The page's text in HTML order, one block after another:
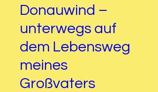
Donauwind –
unterwegs auf
dem Lebensweg
meines
Großvaters